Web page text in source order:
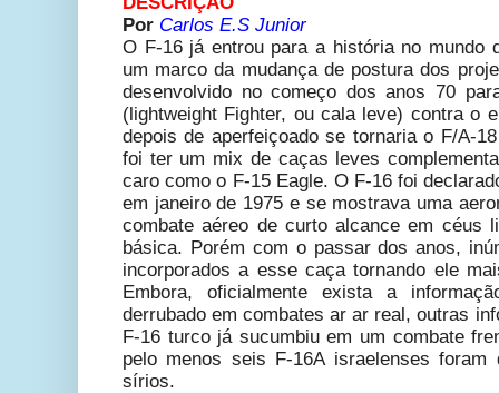
Por Carlos E.S Junior
O F-16 já entrou para a história no mundo
um marco da mudança de postura dos
desenvolvido no começo dos anos 70
(lightweight Fighter, ou cala leve) contra o
depois de aperfeiçoado se tornaria o F/A-
foi ter um mix de caças leves
caro como o F-15 Eagle. O F-16 foi
em janeiro de 1975 e se mostrava uma
combate aéreo de curto alcance em céus
básica. Porém com o passar dos anos,
incorporados a esse caça tornando ele
Embora, oficialmente exista a
derrubado em combates ar ar real, outras
F-16 turco já sucumbiu em um combate
pelo menos seis F-16A israelenses foram
sírios.